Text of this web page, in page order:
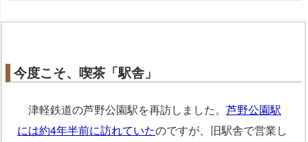
今度こそ、喫茶「駅舎」
津軽鉄道の芦野公園駅を再訪しました。 芦野公園駅
には約4年半前に訪れていたのですが、旧駅舎で営業し